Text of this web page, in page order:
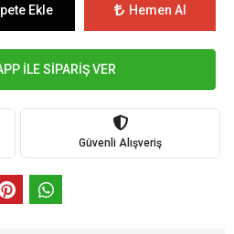
Ekle Hemen Al
İLE SİPARİŞ VER
Güvenli Alışveriş